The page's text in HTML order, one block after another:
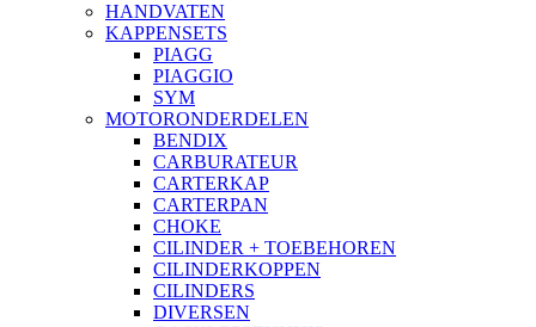
HANDVATEN
KAPPENSETS
PIAGG
PIAGGIO
SYM
MOTORONDERDELEN
BENDIX
CARBURATEUR
CARTERKAP
CARTERPAN
CHOKE
CILINDER + TOEBEHOREN
CILINDERKOPPEN
CILINDERS
DIVERSEN